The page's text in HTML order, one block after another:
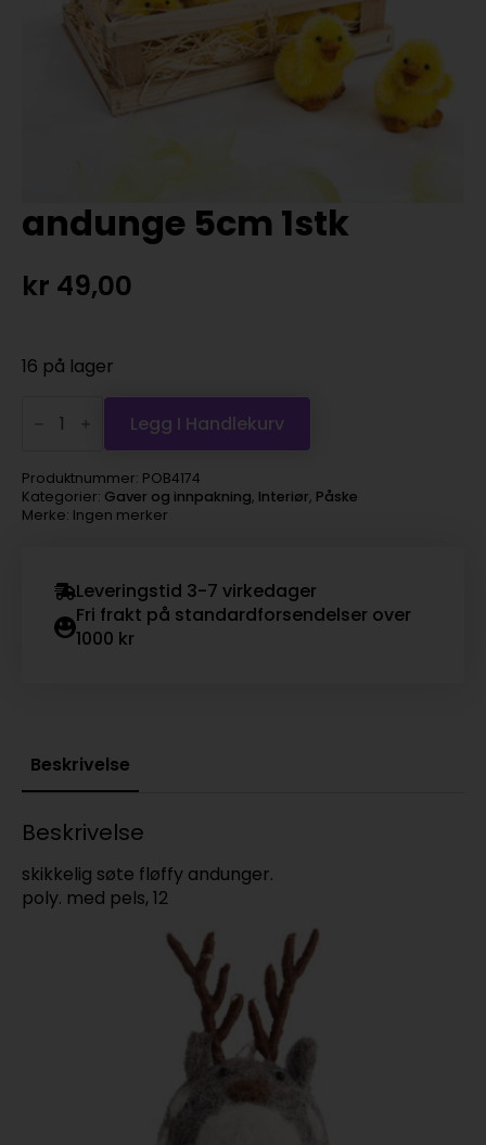
andunge 5cm 1stk
kr 49,00
16 på lager
Legg I Handlekurv
Produktnummer: POB4174
Kategorier: Gaver og innpakning, Interiør, Påske
Merke: Ingen merker
Leveringstid 3-7 virkedager
Fri frakt på standardforsendelser over
1000 kr
Beskrivelse
Beskrivelse
skikkelig søte fløffy andunger.
poly. med pels, 12